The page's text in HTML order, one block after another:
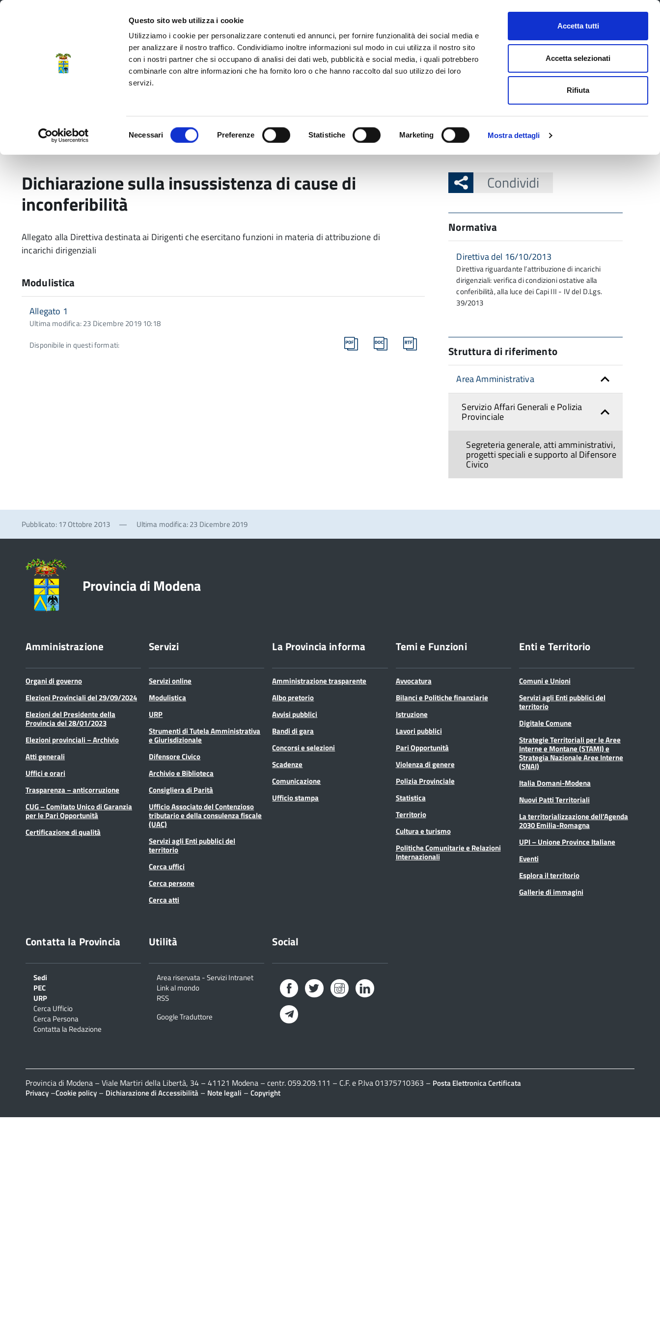
Questo sito web utilizza i cookie
Utilizziamo i cookie per personalizzare contenuti ed annunci, per fornire funzionalità dei social media e
per analizzare il nostro traffico. Condividiamo inoltre informazioni sul modo in cui utilizza il nostro sito
con i nostri partner che si occupano di analisi dei dati web, pubblicità e social media, i quali potrebbero
combinarle con altre informazioni che ha fornito loro o che hanno raccolto dal suo utilizzo dei loro
servizi.
Necessari Preferenze Statistiche Marketing Mostra dettagli
Accetta tutti
Accetta selezionati
Rifiuta
CONTATTI URP SERVIZI ONLINE
Provincia di Modena
Seguici su FacebookTwitterInstagram
LinkedIn
cerca nel sito
Dichiarazione sulla insussistenza di cause di
inconferibilità
Allegato alla Direttiva destinata ai Dirigenti che esercitano funzioni in materia di attribuzione di
incarichi dirigenziali
Modulistica
Allegato 1
Ultima modifica: 23 Dicembre 2019 10:18
Disponibile in questi formati:
Condividi
Normativa
Direttiva del 16/10/2013
Direttiva riguardante l’attribuzione di incarichi
dirigenziali: verifica di condizioni ostative alla
conferibilità, alla luce dei Capi III - IV del D.Lgs.
39/2013
Struttura di riferimento
Area Amministrativa
Servizio Affari Generali e Polizia
Provinciale
Segreteria generale, atti amministrativi,
progetti speciali e supporto al Difensore
Civico
Pubblicato: 17 Ottobre 2013 — Ultima modifica: 23 Dicembre 2019
Provincia di Modena
Amministrazione
Organi di governo
Elezioni Provinciali del 29/09/2024
Elezioni del Presidente della
Provincia del 28/01/2023
Elezioni provinciali – Archivio
Atti generali
Uffici e orari
Trasparenza – anticorruzione
CUG – Comitato Unico di Garanzia
per le Pari Opportunità
Certificazione di qualità
Servizi
Servizi online
Modulistica
URP
Strumenti di Tutela Amministrativa
e Giurisdizionale
Difensore Civico
Archivio e Biblioteca
Consigliera di Parità
Ufficio Associato del Contenzioso
tributario e della consulenza fiscale
(UAC)
Servizi agli Enti pubblici del
territorio
Cerca uffici
Cerca persone
Cerca atti
La Provincia informa
Amministrazione trasparente
Albo pretorio
Avvisi pubblici
Bandi di gara
Concorsi e selezioni
Scadenze
Comunicazione
Ufficio stampa
Temi e Funzioni
Avvocatura
Bilanci e Politiche finanziarie
Istruzione
Lavori pubblici
Pari Opportunità
Violenza di genere
Polizia Provinciale
Statistica
Territorio
Cultura e turismo
Politiche Comunitarie e Relazioni
Internazionali
Enti e Territorio
Comuni e Unioni
Servizi agli Enti pubblici del
territorio
Digitale Comune
Strategie Territoriali per le Aree
Interne e Montane (STAMI) e
Strategia Nazionale Aree Interne
(SNAI)
Italia Domani-Modena
Nuovi Patti Territoriali
La territorializzazione dell’Agenda
2030 Emilia-Romagna
UPI – Unione Province Italiane
Eventi
Esplora il territorio
Gallerie di immagini
Contatta la Provincia
Sedi
PEC
URP
Cerca Ufficio
Cerca Persona
Contatta la Redazione
Utilità
Area riservata - Servizi Intranet
Link al mondo
RSS
Google Traduttore
Social
FacebookTwitterInstagramLinkedIn
Provincia di Modena – Viale Martiri della Libertà, 34 – 41121 Modena – centr. 059.209.111 – C.F. e P.Iva 01375710363 – Posta Elettronica Certificata
Privacy –Cookie policy – Dichiarazione di Accessibilità – Note legali – Copyright